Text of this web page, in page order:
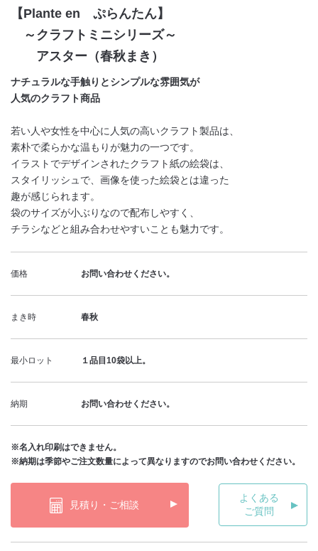
【Plante en ぷらんたん】
～クラフトミニシリーズ～
アスター（春秋まき）
ナチュラルな手触りとシンプルな雰囲気が
人気のクラフト商品
若い人や女性を中心に人気の高いクラフト製品は、
素朴で柔らかな温もりが魅力の一つです。
イラストでデザインされたクラフト紙の絵袋は、
スタイリッシュで、画像を使った絵袋とは違った
趣が感じられます。
袋のサイズが小ぶりなので配布しやすく、
チラシなどと組み合わせやすいことも魅力です。
価格 お問い合わせください。
まき時 春秋
最小ロット １品目10袋以上。
納期 お問い合わせください。
※名入れ印刷はできません。
※納期は季節やご注文数量によって異なりますのでお問い合わせください。
見積り・ご相談
よくある
ご質問